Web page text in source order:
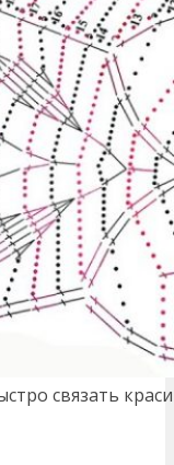
связать